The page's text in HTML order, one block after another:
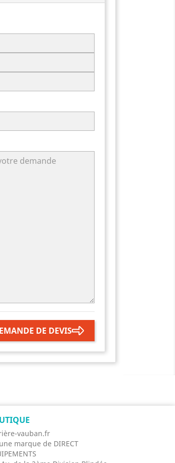
DE DEVIS
vauban.fr
marque de DIRECT